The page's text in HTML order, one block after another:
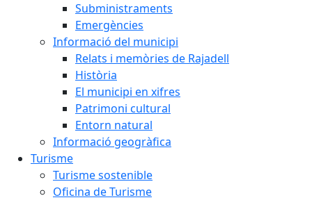
Subministraments
Emergències
Informació del municipi
Relats i memòries de Rajadell
Història
El municipi en xifres
Patrimoni cultural
Entorn natural
Informació geogràfica
Turisme
Turisme sostenible
Oficina de Turisme